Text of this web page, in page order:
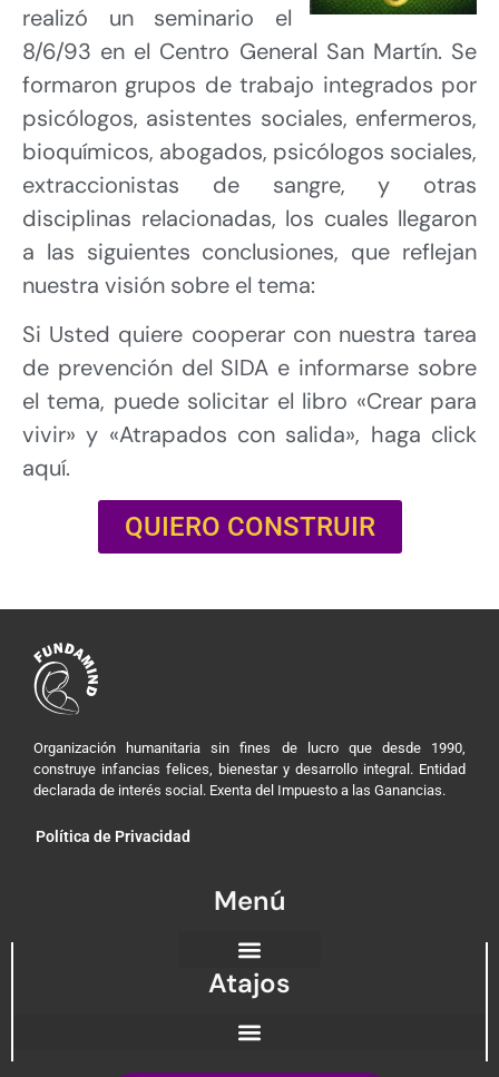
realizó un seminario el
8/6/93 en el Centro General San Martín. Se
formaron grupos de trabajo integrados por
psicólogos, asistentes sociales, enfermeros,
bioquímicos, abogados, psicólogos sociales,
extraccionistas de sangre, y otras
disciplinas relacionadas, los cuales llegaron
a las siguientes conclusiones, que reflejan
nuestra visión sobre el tema:
Si Usted quiere cooperar con nuestra tarea
de prevención del SIDA e informarse sobre
el tema, puede solicitar el libro «Crear para
vivir» y «Atrapados con salida», haga click
aquí.
QUIERO CONSTRUIR
Organización humanitaria sin fines de lucro que desde 1990,
construye infancias felices, bienestar y desarrollo integral. Entidad
declarada de interés social. Exenta del Impuesto a las Ganancias.
Política de Privacidad
Menú
Atajos